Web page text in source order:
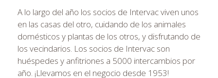
A lo largo del año los socios de Intervac viven unos
en las casas del otro, cuidando de los animales
domésticos y plantas de los otros, y disfrutando de
los vecindarios. Los socios de Intervac son
huéspedes y anfitriones a 5000 intercambios por
año. ¡Llevamos en el negocio desde 1953!